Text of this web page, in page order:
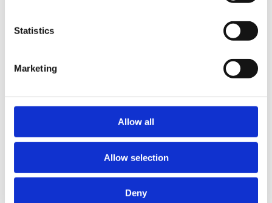
Statistics
Marketing
Allow all
Allow selection
Deny